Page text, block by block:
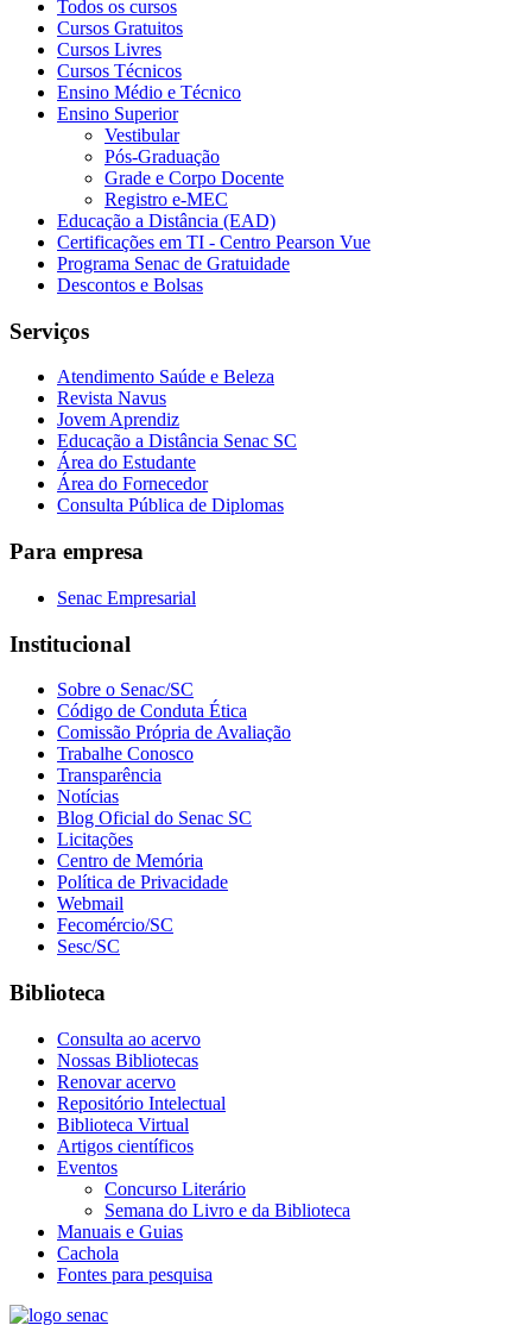
Todos os cursos
Cursos Gratuitos
Cursos Livres
Cursos Técnicos
Ensino Médio e Técnico
Ensino Superior
Vestibular
Pós-Graduação
Grade e Corpo Docente
Registro e-MEC
Educação a Distância (EAD)
Certificações em TI - Centro Pearson Vue
Programa Senac de Gratuidade
Descontos e Bolsas
Serviços
Atendimento Saúde e Beleza
Revista Navus
Jovem Aprendiz
Educação a Distância Senac SC
Área do Estudante
Área do Fornecedor
Consulta Pública de Diplomas
Para empresa
Senac Empresarial
Institucional
Sobre o Senac/SC
Código de Conduta Ética
Comissão Própria de Avaliação
Trabalhe Conosco
Transparência
Notícias
Blog Oficial do Senac SC
Licitações
Centro de Memória
Política de Privacidade
Webmail
Fecomércio/SC
Sesc/SC
Biblioteca
Consulta ao acervo
Nossas Bibliotecas
Renovar acervo
Repositório Intelectual
Biblioteca Virtual
Artigos científicos
Eventos
Concurso Literário
Semana do Livro e da Biblioteca
Manuais e Guias
Cachola
Fontes para pesquisa